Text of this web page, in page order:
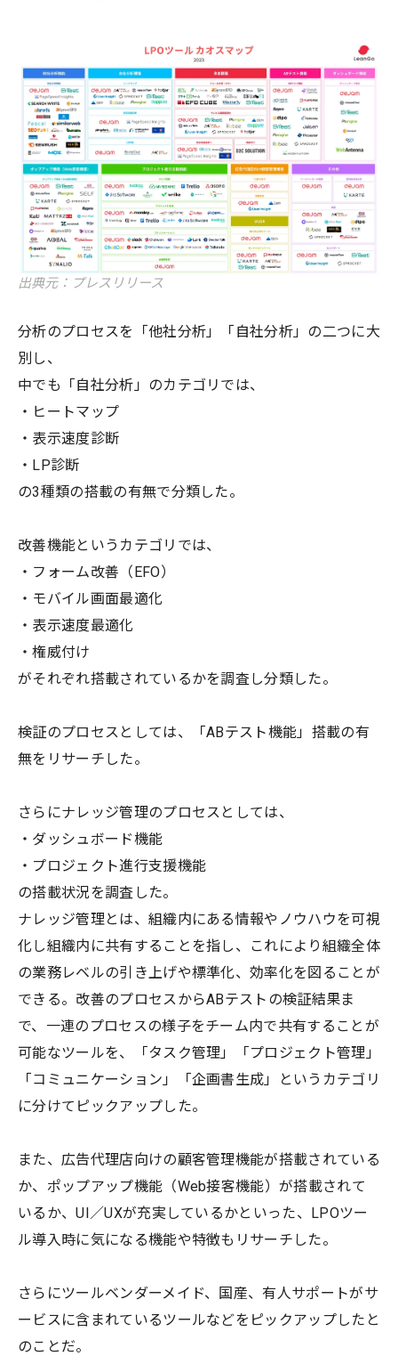
出典元：プレスリリース
分析のプロセスを「他社分析」「自社分析」の二つに大
別し、
中でも「自社分析」のカテゴリでは、
・ヒートマップ
・表示速度診断
・LP診断
の3種類の搭載の有無で分類した。
改善機能というカテゴリでは、
・フォーム改善（EFO）
・モバイル画面最適化
・表示速度最適化
・権威付け
がそれぞれ搭載されているかを調査し分類した。
検証のプロセスとしては、「ABテスト機能」搭載の有
無をリサーチした。
さらにナレッジ管理のプロセスとしては、
・ダッシュボード機能
・プロジェクト進行支援機能
の搭載状況を調査した。
ナレッジ管理とは、組織内にある情報やノウハウを可視
化し組織内に共有することを指し、これにより組織全体
の業務レベルの引き上げや標準化、効率化を図ることが
できる。改善のプロセスからABテストの検証結果ま
で、一連のプロセスの様子をチーム内で共有することが
可能なツールを、「タスク管理」「プロジェクト管理」
「コミュニケーション」「企画書生成」というカテゴリ
に分けてピックアップした。
また、広告代理店向けの顧客管理機能が搭載されている
か、ポップアップ機能（Web接客機能）が搭載されて
いるか、UI／UXが充実しているかといった、LPOツー
ル導入時に気になる機能や特徴もリサーチした。
さらにツールベンダーメイド、国産、有人サポートがサ
ービスに含まれているツールなどをピックアップしたと
のことだ。